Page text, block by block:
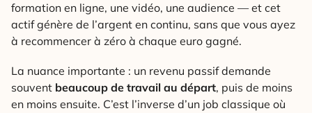
formation en ligne, une vidéo, une audience — et cet
actif génère de l’argent en continu, sans que vous ayez
à recommencer à zéro à chaque euro gagné.
La nuance importante : un revenu passif demande
souvent beaucoup de travail au départ, puis de moins
en moins ensuite. C’est l’inverse d’un job classique où